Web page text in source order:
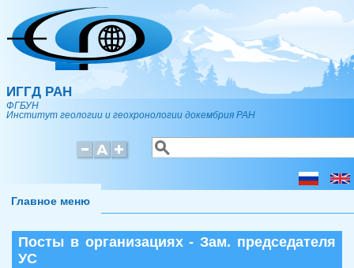
Перейти к основному содержанию
ИГГД РАН
ФГБУН
Институт геологии и геохронологии докембрия РАН
Форма поиска
Поиск
Главное меню
Посты в организациях - Зам. председателя
УС